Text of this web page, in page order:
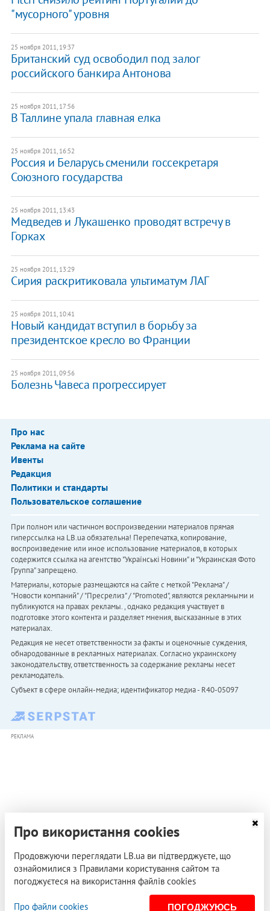
"мусорного" уровня
25 ноября 2011, 19:37
Британский суд освободил под залог
российского банкира Антонова
25 ноября 2011, 17:56
В Таллине упала главная елка
25 ноября 2011, 16:52
Россия и Беларусь сменили госсекретаря
Союзного государства
25 ноября 2011, 13:43
Медведев и Лукашенко проводят встречу в
Горках
25 ноября 2011, 13:29
Сирия раскритиковала ультиматум ЛАГ
25 ноября 2011, 10:41
​Новый кандидат вступил в борьбу за
президентское кресло во Франции
25 ноября 2011, 09:56
Болезнь Чавеса прогрессирует
Про нас
Реклама на сайте
Ивенты
Редакция
Политики и стандарты
Пользовательское соглашение
При полном или частичном воспроизведении материалов прямая
гиперссылка на LB.ua обязательна! Перепечатка, копирование,
воспроизведение или иное использование материалов, в которых
содержится ссылка на агентство "Українськi Новини" и "Украинская Фото
Группа" запрещено.
Материалы, которые размещаются на сайте с меткой "Реклама" /
"Новости компаний" / "Пресрелиз" / "Promoted", являются рекламными и
публикуются на правах рекламы. , однако редакция участвует в
подготовке этого контента и разделяет мнения, высказанные в этих
материалах.
Редакция не несет ответственности за факты и оценочные суждения,
обнародованные в рекламных материалах. Согласно украинскому
законодательству, ответственность за содержание рекламы несет
рекламодатель.
Субъект в сфере онлайн-медиа; идентификатор медиа - R40-05097
РЕКЛАМА
Про використання cookies
Продовжуючи переглядати LB.ua ви підтверджуєте, що
ознайомилися з Правилами користування сайтом та
погоджуєтеся на використання файлів cookies
Про файли cookies ПОГОДЖУЮСЬ